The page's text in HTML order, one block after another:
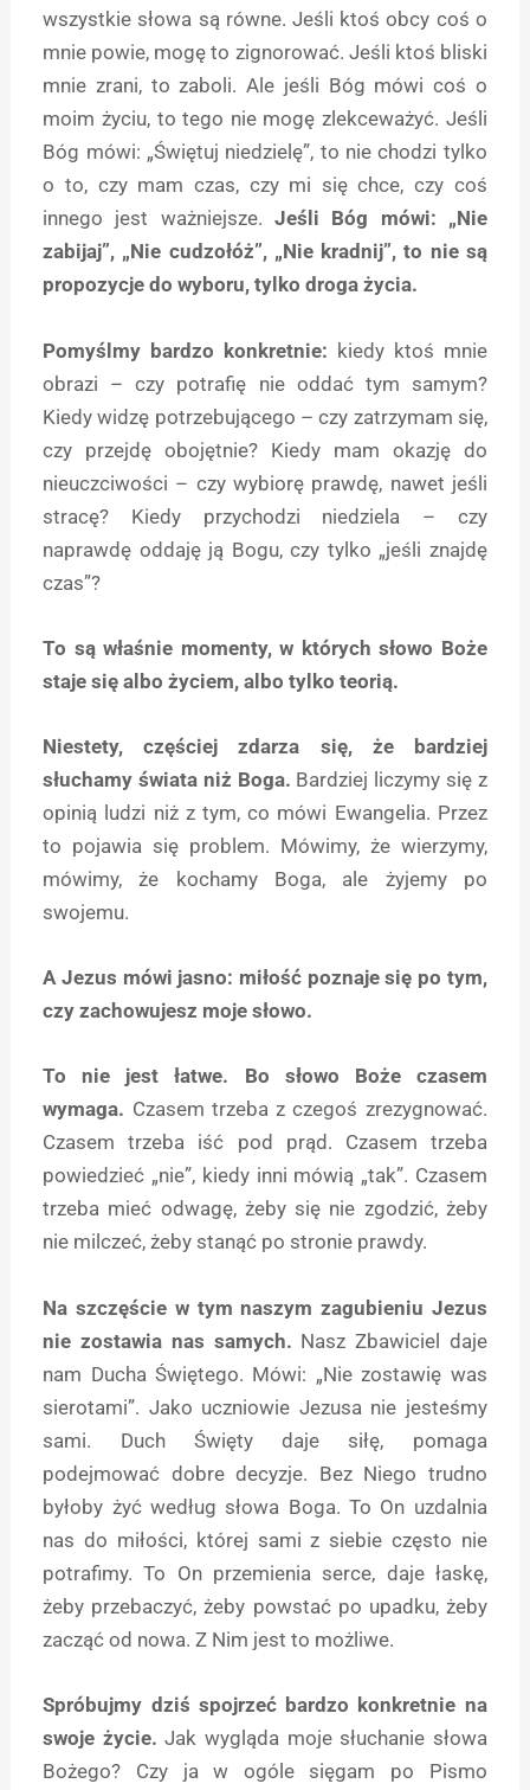
wszystkie słowa są równe. Jeśli ktoś obcy coś o
mnie powie, mogę to zignorować. Jeśli ktoś bliski
mnie zrani, to zaboli. Ale jeśli Bóg mówi coś o
moim życiu, to tego nie mogę zlekceważyć. Jeśli
Bóg mówi: „Świętuj niedzielę”, to nie chodzi tylko
o to, czy mam czas, czy mi się chce, czy coś
innego jest ważniejsze. Jeśli Bóg mówi: „Nie
zabijaj”, „Nie cudzołóż”, „Nie kradnij”, to nie są
propozycje do wyboru, tylko droga życia.
Pomyślmy bardzo konkretnie: kiedy ktoś mnie
obrazi – czy potrafię nie oddać tym samym?
Kiedy widzę potrzebującego – czy zatrzymam się,
czy przejdę obojętnie? Kiedy mam okazję do
nieuczciwości – czy wybiorę prawdę, nawet jeśli
stracę? Kiedy przychodzi niedziela – czy
naprawdę oddaję ją Bogu, czy tylko „jeśli znajdę
czas”?
To są właśnie momenty, w których słowo Boże
staje się albo życiem, albo tylko teorią.
Niestety, częściej zdarza się, że bardziej
słuchamy świata niż Boga. Bardziej liczymy się z
opinią ludzi niż z tym, co mówi Ewangelia. Przez
to pojawia się problem. Mówimy, że wierzymy,
mówimy, że kochamy Boga, ale żyjemy po
swojemu.
A Jezus mówi jasno: miłość poznaje się po tym,
czy zachowujesz moje słowo.
To nie jest łatwe. Bo słowo Boże czasem
wymaga. Czasem trzeba z czegoś zrezygnować.
Czasem trzeba iść pod prąd. Czasem trzeba
powiedzieć „nie”, kiedy inni mówią „tak”. Czasem
trzeba mieć odwagę, żeby się nie zgodzić, żeby
nie milczeć, żeby stanąć po stronie prawdy.
Na szczęście w tym naszym zagubieniu Jezus
nie zostawia nas samych. Nasz Zbawiciel daje
nam Ducha Świętego. Mówi: „Nie zostawię was
sierotami”. Jako uczniowie Jezusa nie jesteśmy
sami. Duch Święty daje siłę, pomaga
podejmować dobre decyzje. Bez Niego trudno
byłoby żyć według słowa Boga. To On uzdalnia
nas do miłości, której sami z siebie często nie
potrafimy. To On przemienia serce, daje łaskę,
żeby przebaczyć, żeby powstać po upadku, żeby
zacząć od nowa. Z Nim jest to możliwe.
Spróbujmy dziś spojrzeć bardzo konkretnie na
swoje życie. Jak wygląda moje słuchanie słowa
Bożego? Czy ja w ogóle sięgam po Pismo